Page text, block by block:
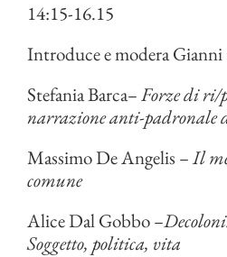
14:15-16.15
Introduce e modera
Stefania Barca– Forze di ri/
narrazione anti-padronale
Massimo De Angelis – Il
comune
Alice Dal Gobbo
Soggetto, politica, vita